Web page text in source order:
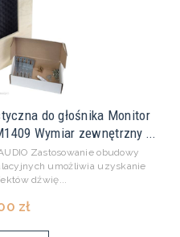
do głośnika Monitor
Wymiar zewnętrzny ...
Zastosowanie obudowy
umożliwia uzyskanie
dźwię...
zł